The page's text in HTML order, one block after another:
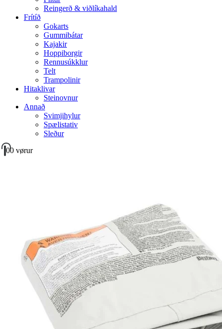
Reingerð & viðlíkahald
Frítíð
Gokarts
Gummibátar
Kajakir
Hoppiborgir
Rennusúkklur
Telt
Trampolinir
Hitaklivar
Steinovnur
Annað
Svimjihylur
Spælistativ
Sleður
00 vørur